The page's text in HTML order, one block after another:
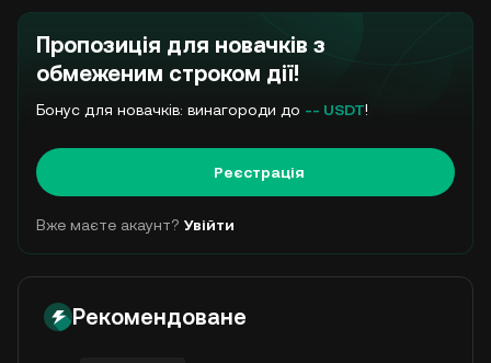
Пропозиція для новачків з
обмеженим строком дії!
Бонус для новачків: винагороди до -- USDT!
Реєстрація
Вже маєте акаунт? Увійти
Рекомендоване